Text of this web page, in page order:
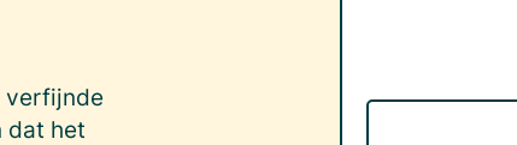
verfijnde
dat het